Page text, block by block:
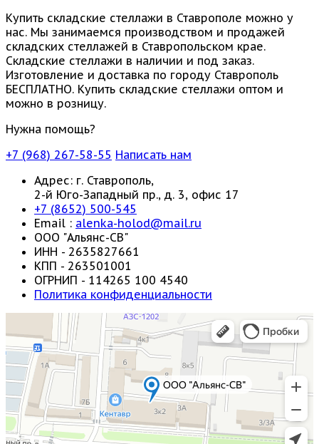
Купить складские стеллажи в Ставрополе можно у
нас. Мы занимаемся производством и продажей
складских стеллажей в Ставропольском крае.
Складские стеллажи в наличии и под заказ.
Изготовление и доставка по городу Ставрополь
БЕСПЛАТНО. Купить складские стеллажи оптом и
можно в розницу.
Нужна помощь?
+7 (968) 267-58-55 Написать нам
Адрес: г. Ставрополь,
2-й Юго-Западный пр., д. 3, офис 17
+7 (8652) 500-545
Email : alenka-holod@mail.ru
ООО "Альянс-СВ"
ИНН - 2635827661
КПП - 263501001
ОГРНИП - 114265 100 4540
Политика конфиденциальности